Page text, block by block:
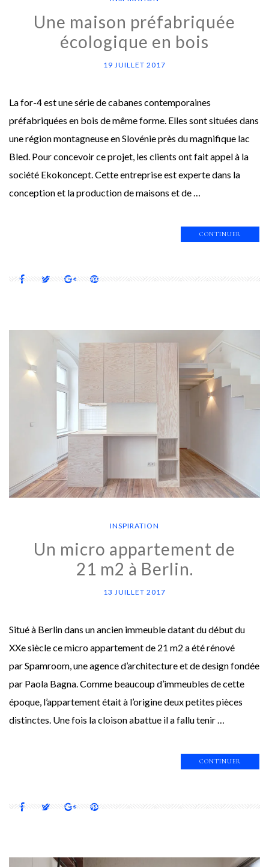
Une maison préfabriquée
écologique en bois
19 JUILLET 2017
La for-4 est une série de cabanes contemporaines
préfabriquées en bois de même forme. Elles sont situées dans
une région montagneuse en Slovénie près du magnifique lac
Bled. Pour concevoir ce projet, les clients ont fait appel à la
société Ekokoncept. Cette entreprise est experte dans la
conception et la production de maisons et de …
CONTINUER
INSPIRATION
Un micro appartement de
21 m2 à Berlin.
13 JUILLET 2017
Situé à Berlin dans un ancien immeuble datant du début du
XXe siècle ce micro appartement de 21 m2 a été rénové
par Spamroom, une agence d’architecture et de design fondée
par Paola Bagna. Comme beaucoup d’immeubles de cette
époque, l’appartement était à l’origine deux petites pièces
distinctes. Une fois la cloison abattue il a fallu tenir …
CONTINUER